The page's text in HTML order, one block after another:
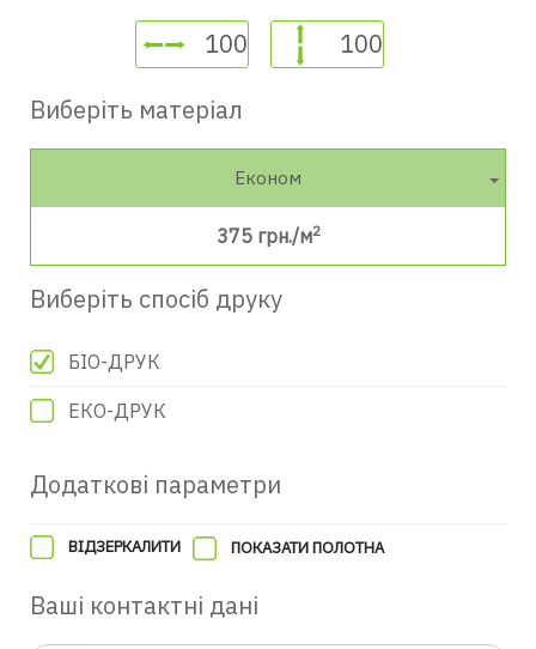
Виберіть матеріал
Економ
375 грн./м2
Виберіть спосіб друку
БІО-ДРУК
ЕКО-ДРУК
Додаткові параметри
ВІДЗЕРКАЛИТИ ПОКАЗАТИ ПОЛОТНА
Ваші контактні дані